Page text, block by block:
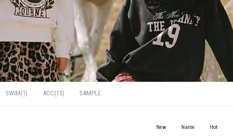
SWIM(1) ACC(13) SAMPLE
New Name Hot